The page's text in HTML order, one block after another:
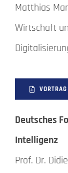
Matthias
Wirtschaft
VORTRAG
Deutsches
Intelligenz
Prof. Dr.